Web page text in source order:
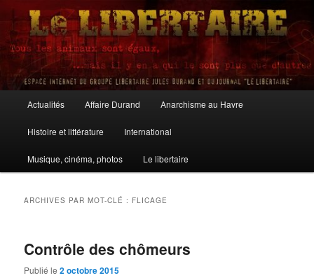
Aller
contenu
principal
Aller
contenu
secondaire
Le Libertaire
principal
Actualités Affaire Durand Anarchisme au Havre
Histoire et littérature International
Musique, cinéma, photos Le libertaire
ARCHIVES PAR MOT-CLÉ : FLICAGE
Contrôle des chômeurs
Publié le2 octobre 2015